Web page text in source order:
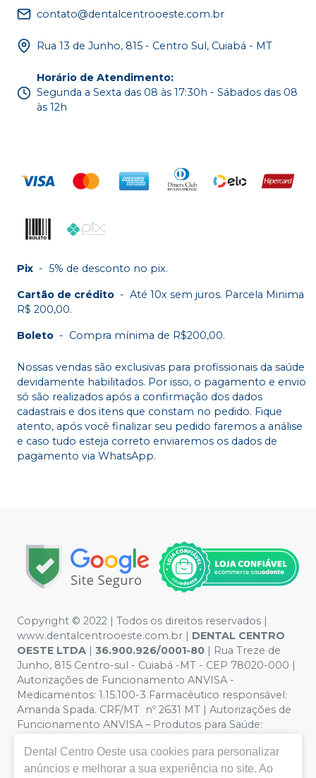
contato@dentalcentrooeste.com.br
Rua 13 de Junho, 815 - Centro Sul, Cuiabá - MT
Horário de Atendimento:
Segunda a Sexta das 08 às 17:30h - Sábados das 08
às 12h
Pix - 5% de desconto no pix.
Cartão de crédito - Até 10x sem juros. Parcela Minima
R$ 200,00.
Boleto - Compra mínima de R$200,00.
Nossas vendas são exclusivas para profissionais da saúde
devidamente habilitados. Por isso, o pagamento e envio
só são realizados após a confirmação dos dados
cadastrais e dos itens que constam no pedido. Fique
atento, após você finalizar seu pedido faremos a análise
e caso tudo esteja correto enviaremos os dados de
pagamento via WhatsApp.
Copyright © 2022 | Todos os direitos reservados |
www.dentalcentrooeste.com.br | DENTAL CENTRO
OESTE LTDA | 36.900.926/0001-80 | Rua Treze de
Junho, 815 Centro-sul - Cuiabá -MT - CEP 78020-000 |
Autorizações de Funcionamento ANVISA -
Medicamentos: 1.15.100-3 Farmacêutico responsável:
Amanda Spada. CRF/MT nº 2631 MT | Autorizações de
Funcionamento ANVISA – Produtos para Saúde:
Segurança - Fotos meramente ilustrativas - Os preços e
condições da loja virtual estão sujeitos a alterações. Em
Dental Centro Oeste usa cookies para personalizar
anúncios e melhorar a sua experiência no site. Ao